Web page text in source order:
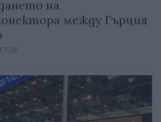
на
между Гърция